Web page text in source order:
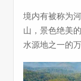
境内有被称为
山，景色绝美
水源地之一的